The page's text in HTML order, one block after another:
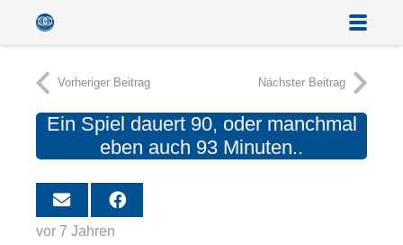
Vorheriger Beitrag Nächster Beitrag
Ein Spiel dauert 90, oder manchmal
eben auch 93 Minuten..
vor 7 Jahren